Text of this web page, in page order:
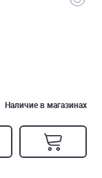
Наличие в магазинах